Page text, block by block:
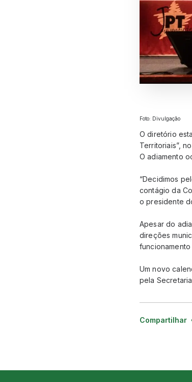
Foto: Divulgação
O diretório
Territoriais”,
O adiamento
“Decidimos
contágio da
o presidente
Apesar do
direções
Um novo
pela
Compartilhar